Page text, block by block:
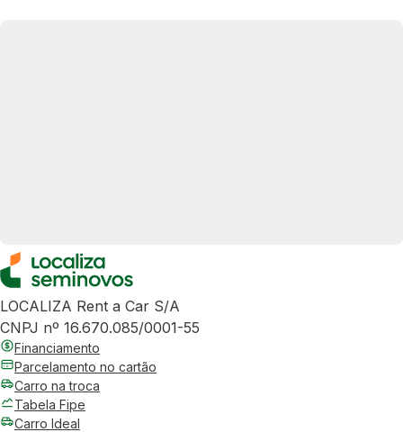
LOCALIZA Rent a Car S/A
CNPJ nº 16.670.085/0001-55
Financiamento
Parcelamento no cartão
Carro na troca
Tabela Fipe
Carro Ideal